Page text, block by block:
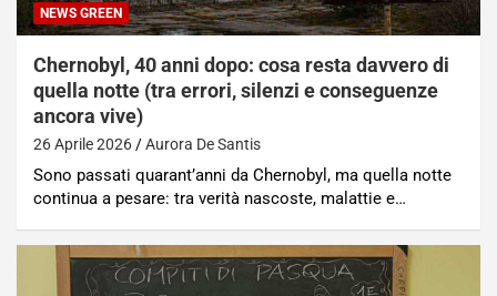
NEWS GREEN
Chernobyl, 40 anni dopo: cosa resta davvero di
quella notte (tra errori, silenzi e conseguenze
ancora vive)
26 Aprile 2026 Aurora De Santis
Sono passati quarant’anni da Chernobyl, ma quella notte
continua a pesare: tra verità nascoste, malattie e…